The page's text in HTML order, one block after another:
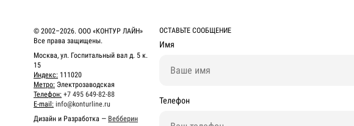
© 2002–2026. ООО «КОНТУР ЛАЙН»
Все права защищены.
Москва, ул. Госпитальный вал д. 5 к.
15
Индекс: 111020
Метро: Электрозаводская
Телефон: +7 495 649-82-88
E-mail: info@konturline.ru
Дизайн и Разработка — Вебберин
ОСТАВЬТЕ СООБЩЕНИЕ
Имя
Телефон